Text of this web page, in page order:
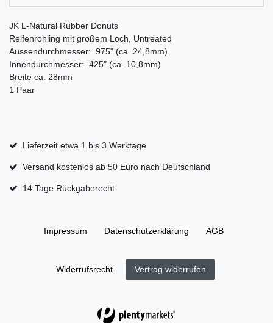
JK L-Natural Rubber Donuts
Reifenrohling mit großem Loch, Untreated
Aussendurchmesser: .975" (ca. 24,8mm)
Innendurchmesser: .425" (ca. 10,8mm)
Breite ca. 28mm
1 Paar
Lieferzeit etwa 1 bis 3 Werktage
Versand kostenlos ab 50 Euro nach Deutschland
14 Tage Rückgaberecht
Impressum Daten­schutz­erklärung AGB
Widerrufs­recht Vertrag widerrufen